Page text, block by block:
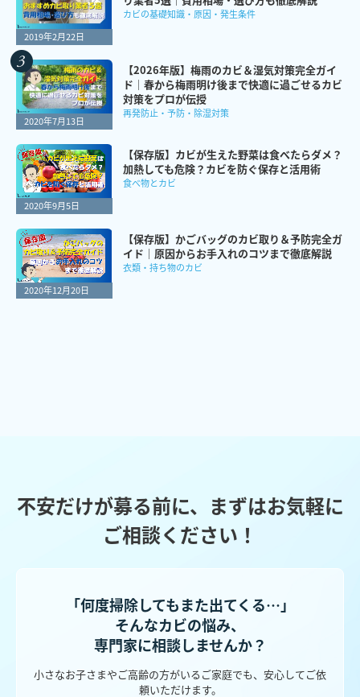
2019年2月22日
カビの基礎知識・原因・発生条件
2020年7月13日
【2026年版】梅雨のカビ＆湿気対策完全ガイ
ド｜春から梅雨明け後まで快適に過ごせるカビ
対策をプロが伝授
再発防止・予防・除湿対策
2020年9月5日
【保存版】カビが生えた野菜は食べたらダメ？
加熱しても危険？カビを防ぐ保存と活用術
食べ物とカビ
2020年12月20日
【保存版】かごバッグのカビ取り＆予防完全ガ
イド｜原因からお手入れのコツまで徹底解説
衣類・持ち物のカビ
不安だけが募る前に、まずはお気軽に
ご相談ください！
「何度掃除してもまた出てくる…」
そんなカビの悩み、
専門家に相談しませんか？
小さなお子さまやご高齢の方がいるご家庭でも、安心してご依
頼いただけます。